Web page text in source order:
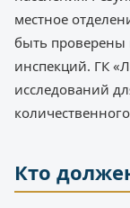
местное
быть проверены
инспекций. ГК
исследований
Кто